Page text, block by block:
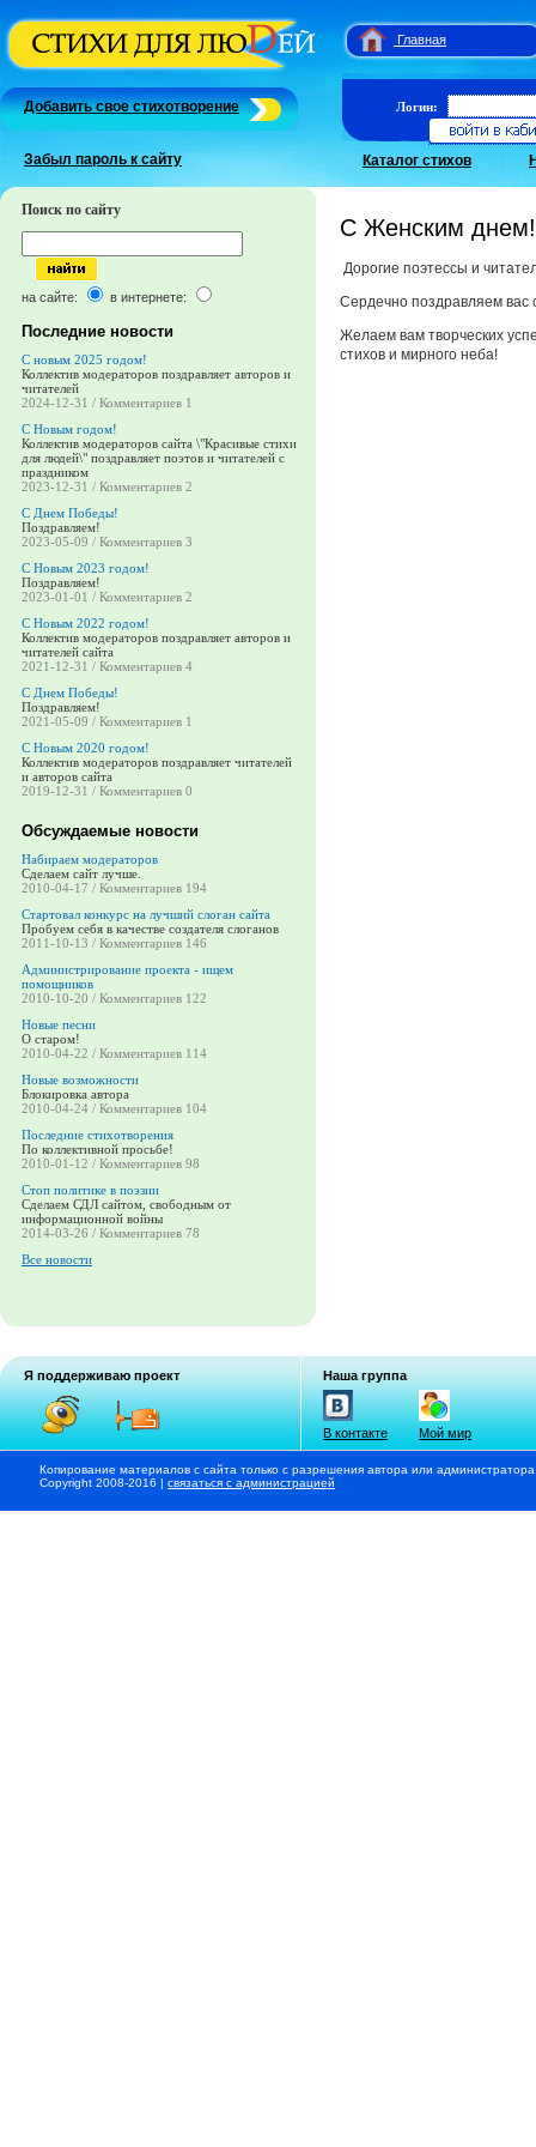
Главная
Добавить свое стихотворение
Забыл пароль к сайту
Логин:
Каталог стихов
Поиск по сайту
на сайте: в интернете:
Последние новости
С новым 2025 годом!
Коллектив модераторов поздравляет авторов и
читателей
2024-12-31 / Комментариев 1
С Новым годом!
Коллектив модераторов сайта \"Красивые стихи
для людей\" поздравляет поэтов и читателей с
праздником
2023-12-31 / Комментариев 2
С Днем Победы!
Поздравляем!
2023-05-09 / Комментариев 3
С Новым 2023 годом!
Поздравляем!
2023-01-01 / Комментариев 2
С Новым 2022 годом!
Коллектив модераторов поздравляет авторов и
читателей сайта
2021-12-31 / Комментариев 4
С Днем Победы!
Поздравляем!
2021-05-09 / Комментариев 1
С Новым 2020 годом!
Коллектив модераторов поздравляет читателей
и авторов сайта
2019-12-31 / Комментариев 0
Обсуждаемые новости
Набираем модераторов
Сделаем сайт лучше.
2010-04-17 / Комментариев 194
Стартовал конкурс на лучший слоган сайта
Пробуем себя в качестве создателя слоганов
2011-10-13 / Комментариев 146
Администрирование проекта - ищем
помощников
2010-10-20 / Комментариев 122
Новые песни
О старом!
2010-04-22 / Комментариев 114
Новые возможности
Блокировка автора
2010-04-24 / Комментариев 104
Последние стихотворения
По коллективной просьбе!
2010-01-12 / Комментариев 98
Стоп политике в поэзии
Сделаем СДЛ сайтом, свободным от
информационной войны
2014-03-26 / Комментариев 78
Все новости
С Женским днем!
Дорогие поэтессы и
Сердечно поздравляем вас
Желаем вам творческих
стихов и мирного неба!
Я поддерживаю проект Наша группа
В контакте Мой мир
Копирование материалов с сайта только с разрешения автора или
Copyright 2008-2016 | связаться с администрацией